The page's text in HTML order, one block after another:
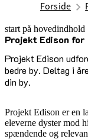
Forside
start på hovedindhold
Projekt Edison
Projekt Edison
bedre by. Deltag i
din by.
senest opdateret 1.
Projekt Edison er en
eleverne dyster mod
spændende og